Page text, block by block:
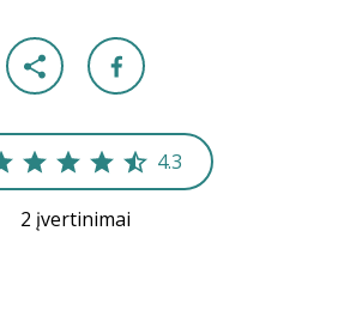
4.3
2 įvertinimai